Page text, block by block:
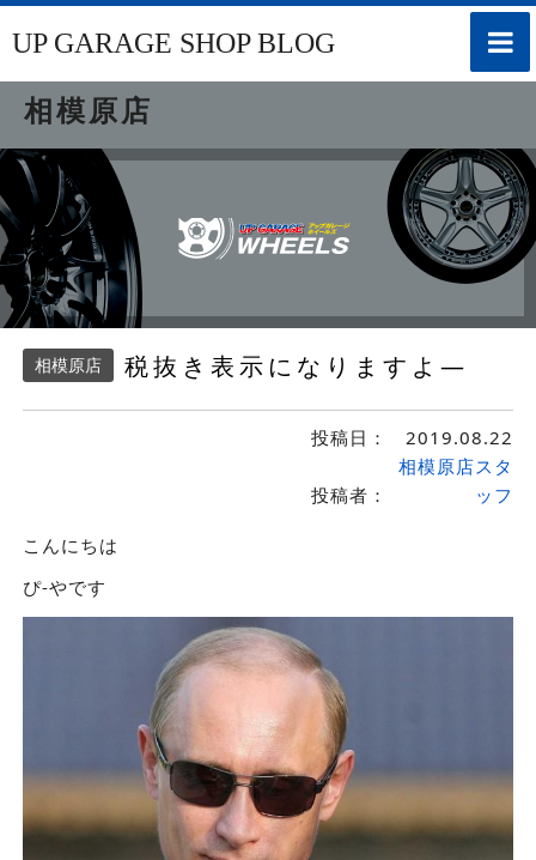
toggle
UP GARAGE SHOP BLOG
相模原店
相模原店 税抜き表示になりますよ—
投稿日： 2019.08.22
投稿者：
相模原店スタ
ッフ
こんにちは
ぴ-やです